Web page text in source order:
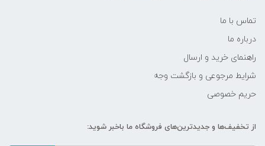
تماس با ما
درباره ما
راهنمای خرید و ارسال
شرایط مرجوعی و بازگشت وجه
حریم خصوصی
از تخفیف‌ها و جدیدترین‌های فروشگاه ما باخبر شوید: